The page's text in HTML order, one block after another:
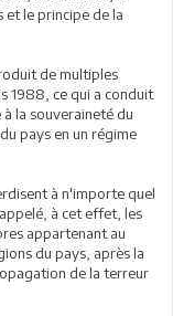
le principe de la
de multiples
1988, ce qui a conduit
la souveraineté du
pays en un régime
à n'importe quel
à cet effet, les
appartenant au
du pays, après la
de la terreur